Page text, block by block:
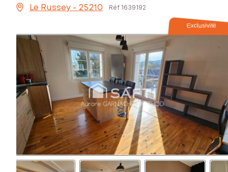
Le Russey - 25210 Réf 1639192
Exclusivité